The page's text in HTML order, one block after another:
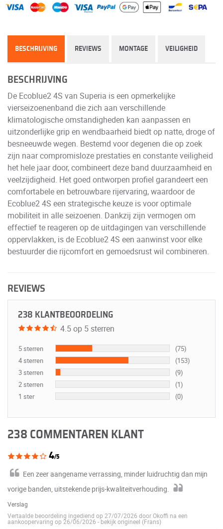
BESCHRIJVING REVIEWS MONTAGE VEILIGHEID
BESCHRIJVING
De Ecoblue2 4S van Superia is een opmerkelijke
vierseizoenenband die zich aan verschillende
klimatologische omstandigheden kan aanpassen en
uitzonderlijke grip en wendbaarheid biedt op natte, droge of
besneeuwde wegen. Bestemd voor degenen die op zoek
zijn naar compromisloze prestaties en constante veiligheid
het hele jaar door, combineert deze band duurzaamheid en
veelzijdigheid. Het goed ontworpen profiel garandeert een
comfortabele en betrouwbare rijervaring, waardoor de
Ecoblue2 4S een strategische keuze is voor optimale
mobiliteit in alle seizoenen. Dankzij zijn vermogen om
effectief te reageren op de uitdagingen van verschillende
oppervlakken, is de Ecoblue2 4S een aanwinst voor elke
bestuurder die rijcomfort en gemoedsrust wil combineren.
REVIEWS
238 KLANTBEOORDELING
4.5 op 5 sterren
5 sterren
(75)
4 sterren
(153)
3 sterren
(9)
2 sterren
(1)
1 ster
(0)
238 COMMENTAREN KLANT
4/5
Een zeer aangename verrassing, minder luidruchtig dan mijn
vorige banden, uitstekende prijs-kwaliteitverhouding.
Verslag
Vertaalde beoordeling ingediend op 27/07/2026 door Okoffi na een
aankoopervaring op 26/06/2026 -bekijk origineel (Frans)